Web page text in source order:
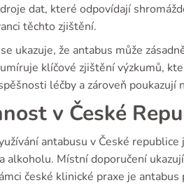
dat, které odpovídají
těchto zjištění.
ukazuje, že antabus může
klíčové zjištění výzkumů,
léčby a zároveň poukazují
v České
antabusu v České
alkoholu. Místní doporučení
české klinické praxe je